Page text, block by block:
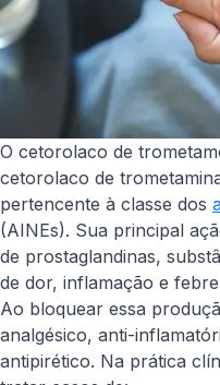
O cetorolaco de
cetorolaco de
pertencente à classe dos
(AINEs). Sua principal
de prostaglandinas,
de dor, inflamação e
Ao bloquear essa
analgésico, anti-
antipirético. Na prática